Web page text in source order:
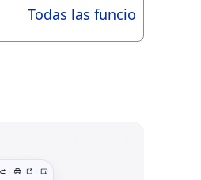
Todas las funciones >>